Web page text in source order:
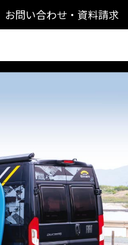
お問い合わせ・資料請求